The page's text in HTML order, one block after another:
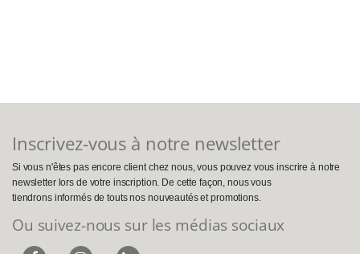
Inscrivez-vous à notre newsletter
Si vous n'êtes pas encore client chez nous, vous pouvez vous inscrire à notre
newsletter lors de votre inscription. De cette façon, nous vous
tiendrons informés de touts nos nouveautés et promotions.
Ou suivez-nous sur les médias sociaux